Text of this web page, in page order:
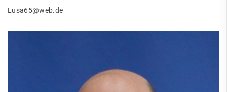
Lusa65@web.de